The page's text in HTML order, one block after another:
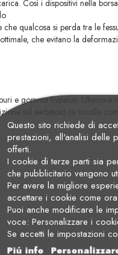
Così i dispositivi nella
qualcosa si perda tra le
che evitano la
e gomma hypalon. Ulteriore
sul serbatoio (si incolla
Questo sito richiede di
prestazioni, all'analisi delle
offerti.
I cookie di terze parti sia
che pubblicitario vengono
Per avere la migliore
accettare i cookie come
Puoi anche modificare le
voce: Personalizzare i
Se accetti le impostazioni
Piú info